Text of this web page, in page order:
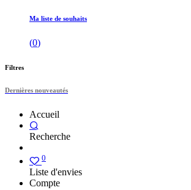
Ma liste de souhaits
(0)
Filtres
Dernières nouveautés
Accueil
Recherche
0
Liste d'envies
Compte